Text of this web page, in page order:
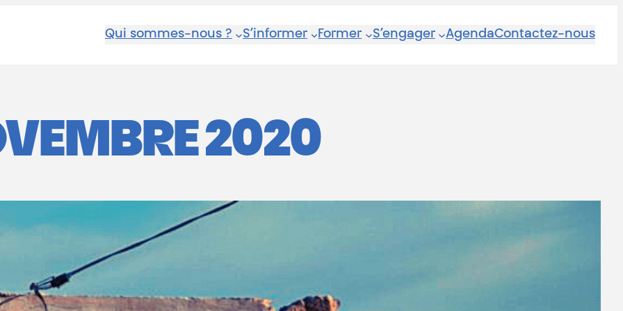
Qui sommes-nous ? S’informer Former S’engager AgendaContactez-nous
2020